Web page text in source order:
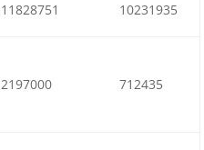
11828751 10231935
2197000 712435